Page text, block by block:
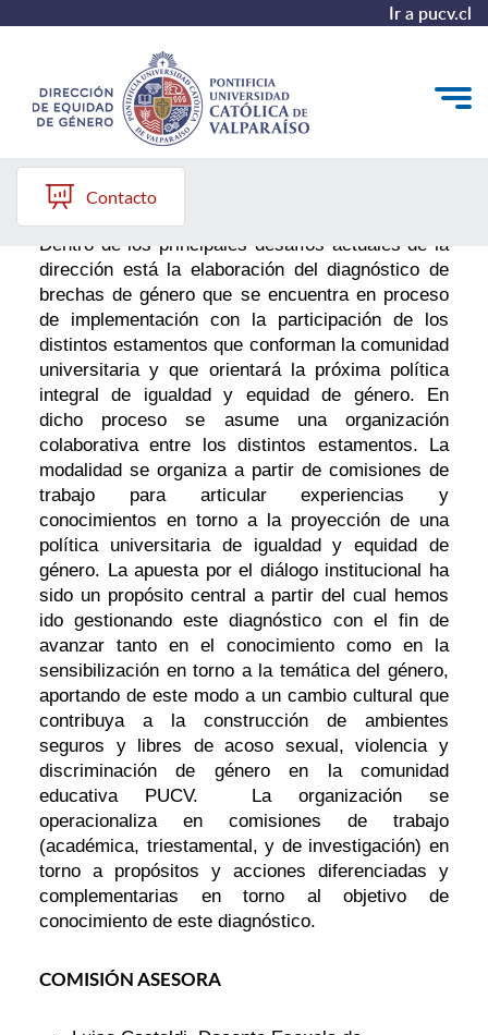
Ir a pucv.cl
Quiénes somos
Diagnóstico y Política
Plan de Acción
Modelo de Prevención
Repositorio
Redes de Trabajo
Contacto
Diagnóstico
Dentro de los principales desafíos actuales de la
dirección está la elaboración del diagnóstico de
brechas de género que se encuentra en proceso
de implementación con la participación de los
distintos estamentos que conforman la comunidad
universitaria y que orientará la próxima política
integral de igualdad y equidad de género. En
dicho proceso se asume una organización
colaborativa entre los distintos estamentos. La
modalidad se organiza a partir de comisiones de
trabajo para articular experiencias y
conocimientos en torno a la proyección de una
política universitaria de igualdad y equidad de
género. La apuesta por el diálogo institucional ha
sido un propósito central a partir del cual hemos
ido gestionando este diagnóstico con el fin de
avanzar tanto en el conocimiento como en la
sensibilización en torno a la temática del género,
aportando de este modo a un cambio cultural que
contribuya a la construcción de ambientes
seguros y libres de acoso sexual, violencia y
discriminación de género en la comunidad
educativa PUCV. La organización se
operacionaliza en comisiones de trabajo
(académica, triestamental, y de investigación) en
torno a propósitos y acciones diferenciadas y
complementarias en torno al objetivo de
conocimiento de este diagnóstico.
COMISIÓN ASESORA